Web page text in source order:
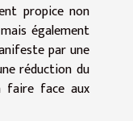
propice non
également
par une
réduction du
faire face aux